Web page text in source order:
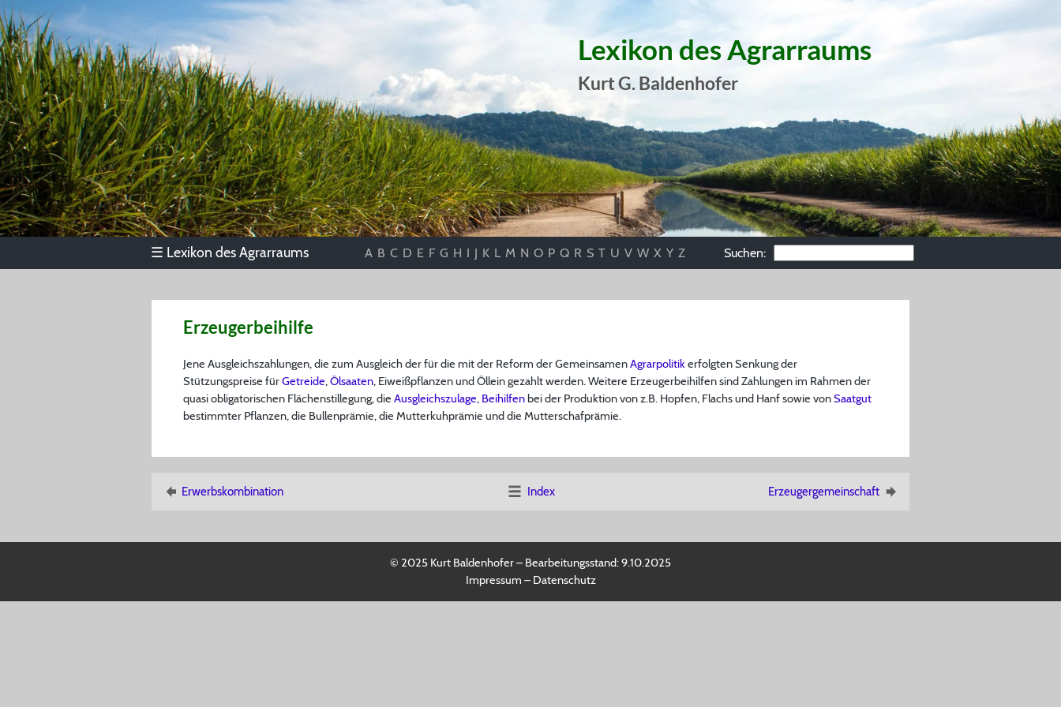
Lexikon des Agrarraums
Kurt G. Baldenhofer
☰ Lexikon des Agrarraums A B C D E F G H I J K L M N O P Q R S T U V W X Y Z Suchen:
Erzeugerbeihilfe
Jene Ausgleichszahlungen, die zum Ausgleich der für die mit der Reform der GemeinsamenAgrarpolitikerfolgten Senkung der
Stützungspreise fürGetreide, Ölsaaten, Eiweißpflanzen und Öllein gezahlt werden. Weitere Erzeugerbeihilfen sind Zahlungen im Rahmen der
quasi obligatorischen Flächenstillegung, die Ausgleichszulage, Beihilfenbei der Produktion von z.B. Hopfen, Flachs und Hanf sowie vonSaatgut
bestimmter Pflanzen, die Bullenprämie, die Mutterkuhprämie und die Mutterschafprämie.
Erwerbskombination Index Erzeugergemeinschaft
© 2025 Kurt Baldenhofer – Bearbeitungsstand:9.10.2025
Impressum – Datenschutz